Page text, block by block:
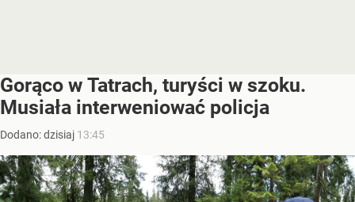
Gorąco w Tatrach, turyści w szoku.
Musiała interweniować policja
Dodano:dzisiaj 13:45